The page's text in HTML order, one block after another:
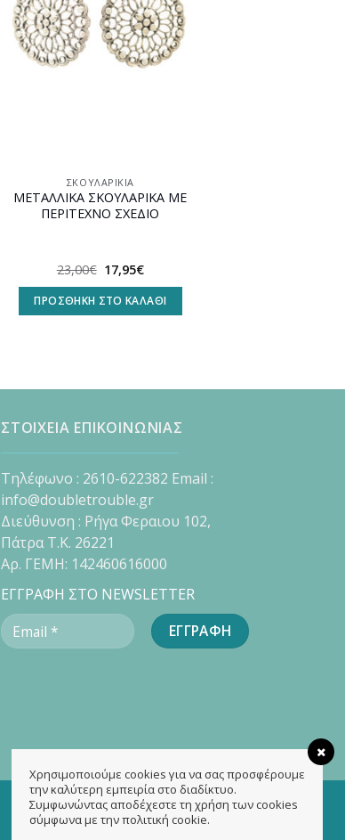
ΣΚΟΥΛΑΡΊΚΙΑ
ΜΕΤΑΛΛΙΚΑ ΣΚΟΥΛΑΡΙΚΑ ΜΕ
ΠΕΡΙΤΕΧΝΟ ΣΧΕΔΙΟ
23,00€ Original
price
was:
23,00€.
17,95€Η
τιμή
είναι:
17,95€.
ΠΡΟΣΘΉΚΗ ΣΤΟ ΚΑΛΆΘΙ
ΣΤΟΙΧΕΙΑ ΕΠΙΚΟΙΝΩΝΙΑΣ
Τηλέφωνο : 2610-622382 Email :
info@doubletrouble.gr
Διεύθυνση : Ρήγα Φεραιου 102,
Πάτρα Τ.Κ. 26221
Αρ. ΓΕΜΗ: 142460616000
ΕΓΓΡΑΦΗ ΣΤΟ NEWSLETTER
Χρησιμοποιούμε cookies για να σας προσφέρουμε
την καλύτερη εμπειρία στο διαδίκτυο.
Συμφωνώντας αποδέχεστε τη χρήση των cookies
σύμφωνα με την πολιτική cookie.